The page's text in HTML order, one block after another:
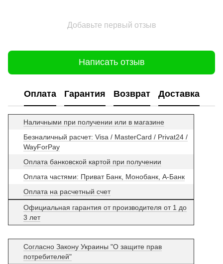
Добавьте первый отзыв
Написать отзыв
Оплата Гарантия Возврат Доставка
Наличными при получении или в магазине
Безналичный расчет: Visa / MasterCard / Privat24 /
WayForPay
Оплата банковской картой при получении
Оплата частями: Приват Банк, Монобанк, А-Банк
Оплата на расчетный счет
Официальная гарантия от производителя от 1 до
3 лет
Согласно Закону Украины "О защите прав
потребителей"